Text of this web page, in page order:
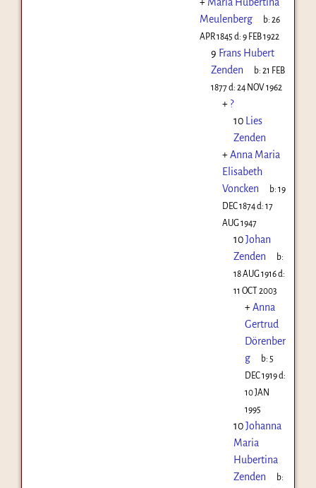
Meulenberg
b:26
APR 1845 d: 9 FEB 1922
9 Frans Hubert
Zenden
b:21 FEB
1877d: 24 NOV 1962
+ ?
10 Lies
Zenden
+Anna Maria
Elisabeth
Voncken
b:19
DEC 1874d: 17
AUG 1947
10Johan
Zenden
b:
18 AUG 1916d:
11 OCT 2003
+Anna
Gertrud
Dörenber
g
b: 5
DEC 1919d:
10 JAN
1995
10Johanna
Maria
Hubertina
Zenden
b: